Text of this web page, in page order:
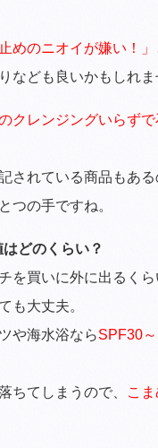
止めのニオイが嫌い！
なども良いかもしれま
クレンジングいらず
されている商品もあ
つの手ですね。
どのくらい？
を買いに外に出るく
も大丈夫。
や海水浴ならSPF30
ちてしまうので、
こ